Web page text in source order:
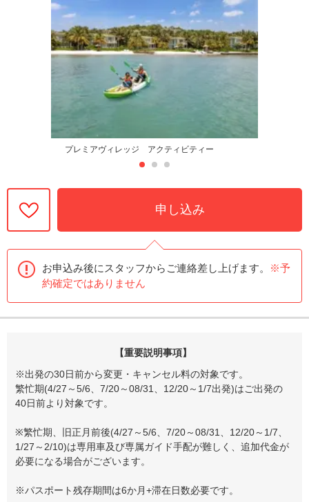
プレミアヴィレッジ アクティビティー
申し込み
お申込み後にスタッフからご連絡差し上げます。
※予
約確定ではありません
【重要説明事項】
※出発の30日前から変更・キャンセル料の対象です。
繁忙期(4/27～5/6、7/20～08/31、12/20～1/7出発)はご出発の
40日前より対象です。
※繁忙期、旧正月前後(4/27～5/6、7/20～08/31、12/20～1/7、
1/27～2/10)は専用車及び専属ガイド手配が難しく、追加代金が
必要になる場合がございます。
※パスポート残存期間は6か月+滞在日数必要です。